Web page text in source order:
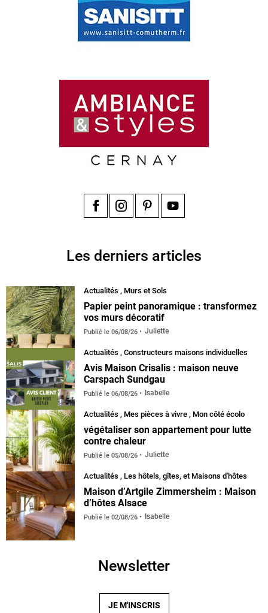
Les derniers articles
Actualités , Murs et Sols
Papier peint panoramique : transformez
vos murs décoratif
Publié le 06/08/26 Juliette
Actualités , Constructeurs maisons individuelles
Avis Maison Crisalis : maison neuve
Carspach Sundgau
Publié le 06/08/26 Isabelle
Actualités , Mes pièces à vivre , Mon côté écolo
végétaliser son appartement pour lutte
contre chaleur
Publié le 05/08/26 Juliette
Actualités , Les hôtels, gîtes, et Maisons d'hôtes
Maison d’Artgile Zimmersheim : Maison
d’hôtes Alsace
Publié le 02/08/26 Isabelle
Newsletter
JE M'INSCRIS